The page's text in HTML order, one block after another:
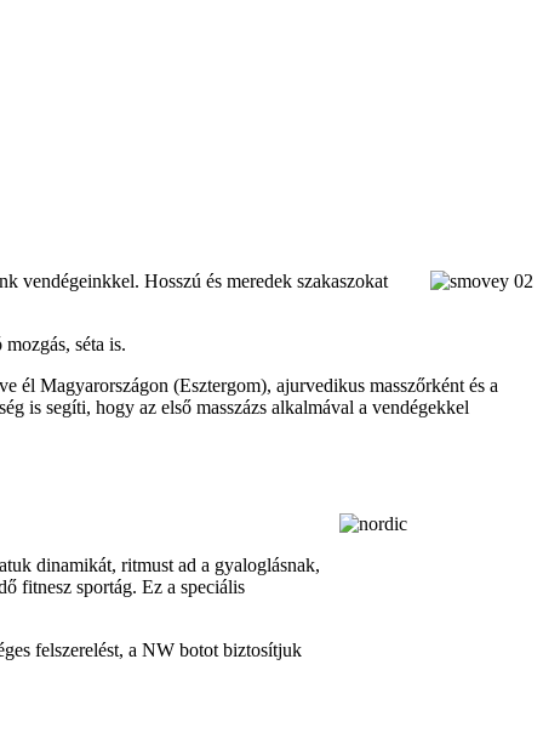
vendégeinkkel. Hosszú és meredek szakaszokat
séta is.
él Magyarországon (Esztergom), ajurvedikus masszőrként és a
is segíti, hogy az első masszázs alkalmával a vendégekkel
dinamikát, ritmust ad a gyaloglásnak,
fitnesz sportág. Ez a speciális
felszerelést, a NW botot biztosítjuk